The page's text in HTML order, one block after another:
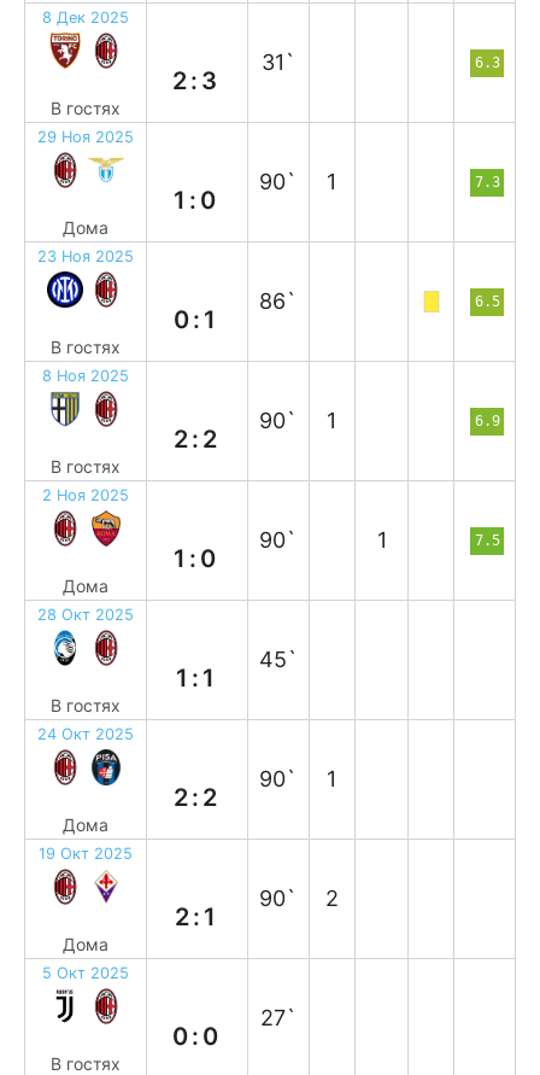
8 Дек 2025
В гостях
2:3
31` 6.3
29 Ноя 2025
Дома
1:0
90` 1 7.3
23 Ноя 2025
В гостях
0:1
86` 6.5
8 Ноя 2025
В гостях
2:2
90` 1 6.9
2 Ноя 2025
Дома
1:0
90` 1 7.5
28 Окт 2025
В гостях
1:1
45`
24 Окт 2025
Дома
2:2
90` 1
19 Окт 2025
Дома
2:1
90` 2
5 Окт 2025
В гостях
0:0
27`